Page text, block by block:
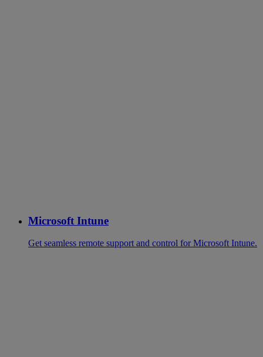
Microsoft Intune
Get seamless remote support and control for Microsoft Intune.